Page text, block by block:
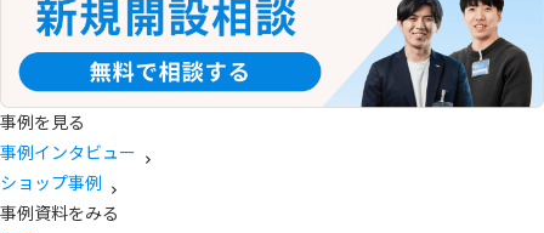
事例を見る
事例インタビュー
ショップ事例
事例資料をみる